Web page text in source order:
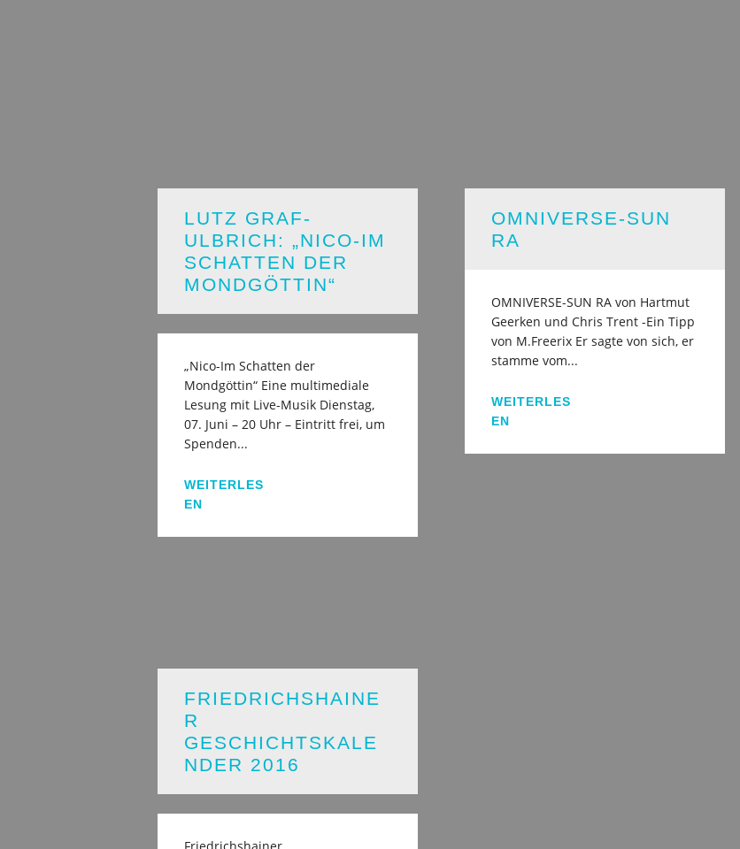
LUTZ GRAF-
ULBRICH: „NICO-IM
SCHATTEN DER
MONDGÖTTIN“
„Nico-Im Schatten der
Mondgöttin“ Eine multimediale
Lesung mit Live-Musik Dienstag,
07. Juni – 20 Uhr – Eintritt frei, um
Spenden...
WEITERLES
EN
OMNIVERSE-SUN
RA
OMNIVERSE-SUN RA von Hartmut
Geerken und Chris Trent -Ein Tipp
von M.Freerix Er sagte von sich, er
stamme vom...
WEITERLES
EN
FRIEDRICHSHAINE
R
GESCHICHTSKALE
NDER 2016